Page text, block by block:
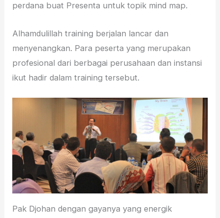
perdana buat Presenta untuk topik mind map.
Alhamdulillah training berjalan lancar dan
menyenangkan. Para peserta yang merupakan
profesional dari berbagai perusahaan dan instansi
ikut hadir dalam training tersebut.
Pak Djohan dengan gayanya yang energik